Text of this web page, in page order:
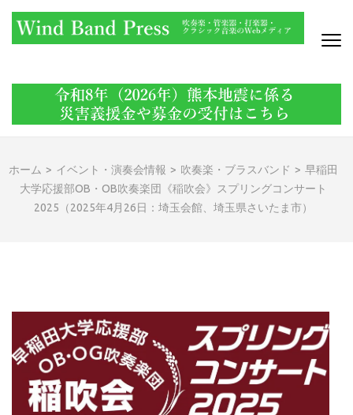
(Enter
ホーム > イベント・演奏会情報 > 吹奏楽・ブラスバンド > 早稲田
大学応援部OB・OB吹奏楽団《稲吹会》スプリングコンサート
2025（2025年4月26日：埼玉会館、埼玉県さいたま市）